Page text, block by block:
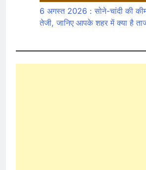
6 अगस्त 2026 : सोने-चांदी की
तेजी, जानिए आपके शहर में क्या है